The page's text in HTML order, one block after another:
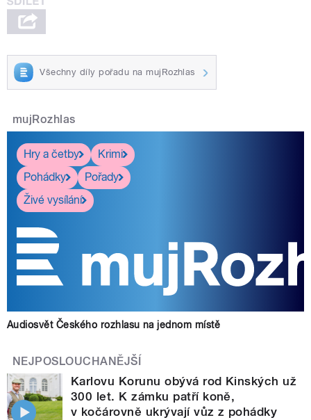
Všechny díly pořadu na mujRozhlas
mujRozhlas
Hry a četby
Krimi
Pohádky
Pořady
Živé vysílání
Audiosvět Českého rozhlasu na jednom místě
NEJPOSLOUCHANĚJŠÍ
Karlovu Korunu obývá rod Kinských už
300 let. K zámku patří koně,
v kočárovně ukrývají vůz z pohádky